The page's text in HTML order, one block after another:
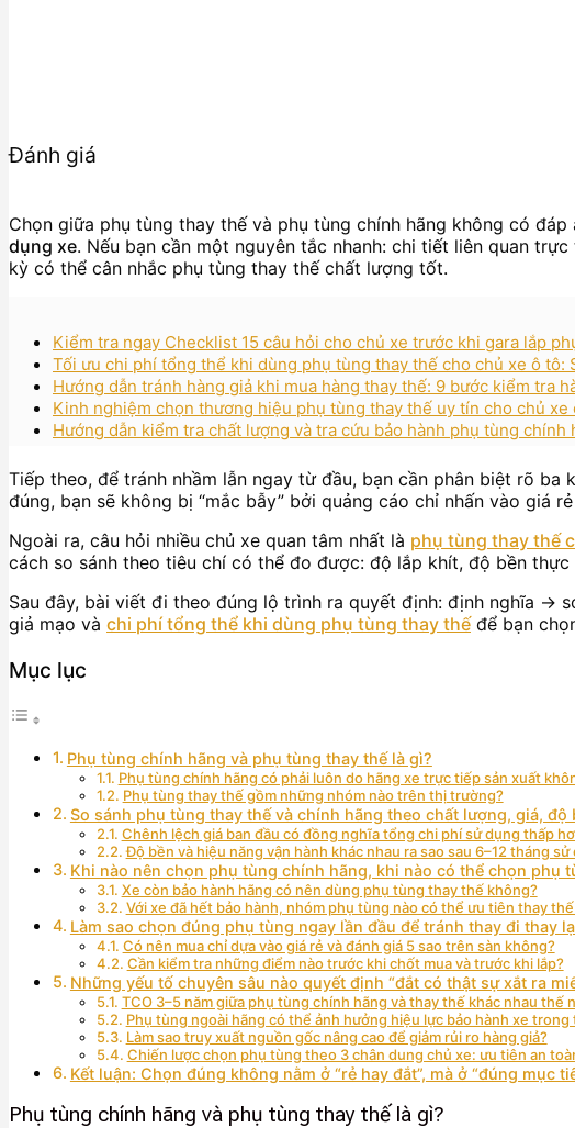
Đánh giá
Chọn giữa phụ tùng thay thế và phụ tùng chính hãng không có đáp
dụng xe. Nếu bạn cần một nguyên tắc nhanh: chi tiết liên quan
kỳ có thể cân nhắc phụ tùng thay thế chất lượng tốt.
Kiểm tra ngay Checklist 15 câu hỏi cho chủ xe trước khi gara lắp
Tối ưu chi phí tổng thể khi dùng phụ tùng thay thế cho chủ xe ô tô:
Hướng dẫn tránh hàng giả khi mua hàng thay thế: 9 bước kiểm tra
Kinh nghiệm chọn thương hiệu phụ tùng thay thế uy tín cho chủ
Hướng dẫn kiểm tra chất lượng và tra cứu bảo hành phụ tùng
Tiếp theo, để tránh nhầm lẫn ngay từ đầu, bạn cần phân biệt rõ
đúng, bạn sẽ không bị “mắc bẫy” bởi quảng cáo chỉ nhấn vào giá
Ngoài ra, câu hỏi nhiều chủ xe quan tâm nhất là phụ tùng thay thế
cách so sánh theo tiêu chí có thể đo được: độ lắp khít, độ bền
Sau đây, bài viết đi theo đúng lộ trình ra quyết định: định nghĩa →
giả mạo và chi phí tổng thể khi dùng phụ tùng thay thếđể bạn
Mục lục
Phụ tùng chính hãng và phụ tùng thay thế là gì?
Phụ tùng chính hãng có phải luôn do hãng xe trực tiếp sản xuất
Phụ tùng thay thế gồm những nhóm nào trên thị trường?
So sánh phụ tùng thay thế và chính hãng theo chất lượng, giá,
Chênh lệch giá ban đầu có đồng nghĩa tổng chi phí sử dụng thấp
Độ bền và hiệu năng vận hành khác nhau ra sao sau 6–12 tháng sử
Khi nào nên chọn phụ tùng chính hãng, khi nào có thể chọn phụ
Xe còn bảo hành hãng có nên dùng phụ tùng thay thế không?
Với xe đã hết bảo hành, nhóm phụ tùng nào có thể ưu tiên thay
Làm sao chọn đúng phụ tùng ngay lần đầu để tránh thay đi thay
Có nên mua chỉ dựa vào giá rẻ và đánh giá 5 sao trên sàn không?
Cần kiểm tra những điểm nào trước khi chốt mua và trước khi lắp?
Những yếu tố chuyên sâu nào quyết định “đắt có thật sự xắt ra
TCO 3–5 năm giữa phụ tùng chính hãng và thay thế khác nhau thế
Phụ tùng ngoài hãng có thể ảnh hưởng hiệu lực bảo hành xe trong
Làm sao truy xuất nguồn gốc nâng cao để giảm rủi ro hàng giả?
Chiến lược chọn phụ tùng theo 3 chân dung chủ xe: ưu tiên an
Kết luận: Chọn đúng không nằm ở “rẻ hay đắt”, mà ở “đúng mục
Phụ tùng chính hãng và phụ tùng thay thế là gì?